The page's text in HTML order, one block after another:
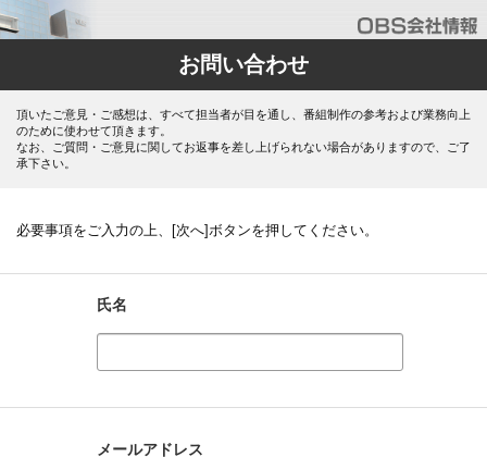
お問い合わせ
頂いたご意見・ご感想は、すべて担当者が目を通し、番組制作の参考および業務向上
のために使わせて頂きます。
なお、ご質問・ご意見に関してお返事を差し上げられない場合がありますので、ご了
承下さい。
必要事項をご入力の上、[次へ]ボタンを押してください。
氏名
メールアドレス